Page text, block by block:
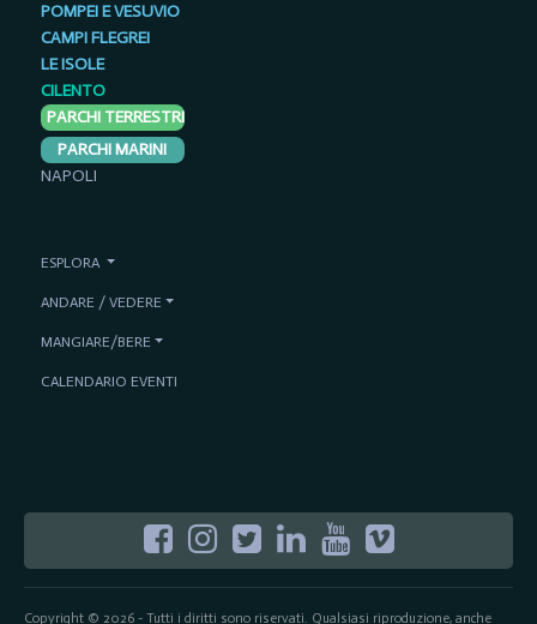
Copyright © 2026 - Tutti i diritti sono riservati. Qualsiasi riproduzione, anche
POMPEI E VESUVIO
CAMPI FLEGREI
LE ISOLE
CILENTO
PARCHI TERRESTRI
PARCHI MARINI
NAPOLI
ESPLORA
ANDARE / VEDERE
MANGIARE/BERE
CALENDARIO EVENTI